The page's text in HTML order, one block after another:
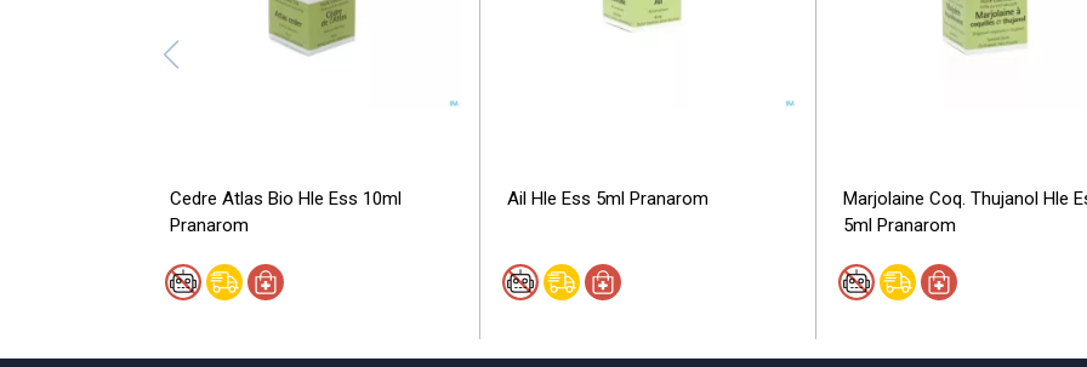
Cedre Atlas Bio Hle Ess 10ml
Pranarom
Ail Hle Ess 5ml Pranarom
Marjolaine Coq. Thujanol Hle
5ml Pranarom